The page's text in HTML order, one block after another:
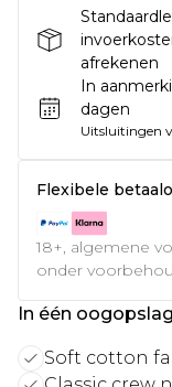
afrekenen
In
dagen
Uitsluitingen
Flexibele
18+, algemene
onder
In één oogopslag
Soft cotton